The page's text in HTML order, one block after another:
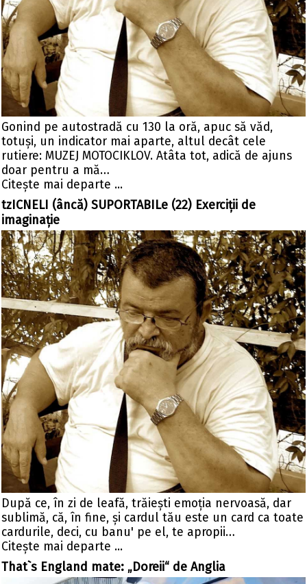
Gonind pe autostradă cu 130 la oră, apuc să văd,
totuşi, un indicator mai aparte, altul decât cele
rutiere: MUZEJ MOTOCIKLOV. Atâta tot, adică de ajuns
doar pentru a mă…
Citeşte mai departe ...
tzICNELI (âncă) SUPORTABILe (22) Exerciţii de
imaginaţie
După ce, în zi de leafă, trăieşti emoţia nervoasă, dar
sublimă, că, în fine, şi cardul tău este un card ca toate
cardurile, deci, cu banu' pe el, te apropii…
Citeşte mai departe ...
That`s England mate: „Doreii“ de Anglia